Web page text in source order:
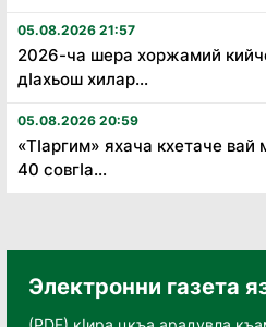
05.08.2026 21:57
2026-ча шера хоржамий
дӏахьош хилар...
05.08.2026 20:59
«Тӏаргим» яхача кхетаче
40 совгӏа...
Электронни газета